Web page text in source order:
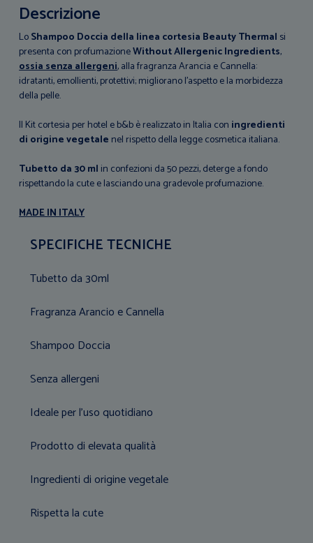
Descrizione
LoShampoo Doccia della linea cortesia Beauty Thermal si
presenta con profumazioneWithout Allergenic Ingredients,
ossia senza allergeni, alla fragranza Arancia e Cannella:
idratanti, emollienti, protettivi; migliorano l’aspetto e la morbidezza
della pelle.
Il Kit cortesia per hotel e b&b è realizzato in Italia con ingredienti
di origine vegetale nel rispetto della legge cosmetica italiana.
Tubetto da 30 ml in confezioni da 50 pezzi, deterge a fondo
rispettando la cute e lasciando una gradevole profumazione.
MADE IN ITALY
SPECIFICHE TECNICHE
Tubetto da 30ml
Fragranza Arancio e Cannella
Shampoo Doccia
Senza allergeni
Ideale per l'uso quotidiano
Prodotto di elevata qualità
Ingredienti di origine vegetale
Rispetta la cute